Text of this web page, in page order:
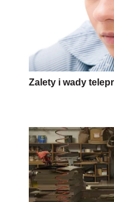
Zalety i wady